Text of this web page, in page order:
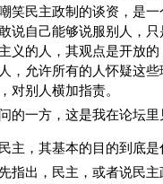
笑民主政制的谈资，是
说自己能够说服别人，
义的人，其观点是开放
，允许所有的人怀疑这
对别人横加指责。
的一方，这是我在论坛
主，其基本的目的到底是
指出，民主，或者说民